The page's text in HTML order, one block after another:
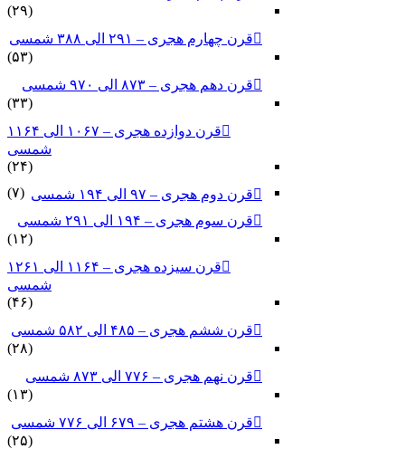
(۲۹)
قرن چهارم هجری – ۲۹۱ الی ۳۸۸ شمسی
(۵۳)
قرن دهم هجری – ۸۷۳ الی ۹۷۰ شمسی
(۳۳)
قرن دوازده هجری – ۱۰۶۷ الی ۱۱۶۴
شمسی
(۲۴)
قرن دوم هجری – ۹۷ الی ۱۹۴ شمسی
(۷)
قرن سوم هجری – ۱۹۴ الی ۲۹۱ شمسی
(۱۲)
قرن سیزده هجری – ۱۱۶۴ الی ۱۲۶۱
شمسی
(۴۶)
قرن ششم هجری – ۴۸۵ الی ۵۸۲ شمسی
(۲۸)
قرن نهم هجری – ۷۷۶ الی ۸۷۳ شمسی
(۱۳)
قرن هشتم هجری – ۶۷۹ الی ۷۷۶ شمسی
(۲۵)